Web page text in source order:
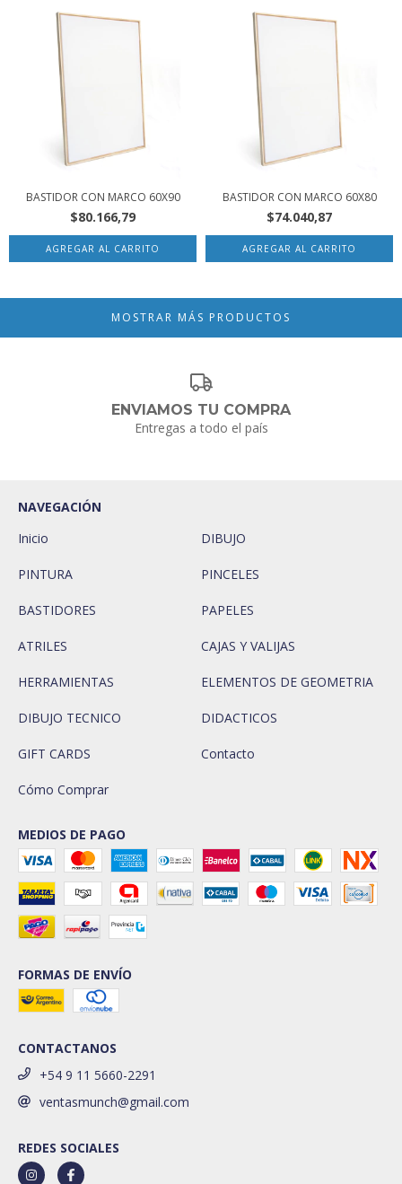
BASTIDOR CON MARCO 60X90
$80.166,79
BASTIDOR CON MARCO 60X80
$74.040,87
MOSTRAR MÁS PRODUCTOS
ENVIAMOS TU COMPRA
Entregas a todo el país
NAVEGACIÓN
Inicio
DIBUJO
PINTURA PINCELES
BASTIDORES PAPELES
ATRILES CAJAS Y VALIJAS
HERRAMIENTAS ELEMENTOS DE GEOMETRIA
DIBUJO TECNICO DIDACTICOS
GIFT CARDS Contacto
Cómo Comprar
MEDIOS DE PAGO
FORMAS DE ENVÍO
CONTACTANOS
+54 9 11 5660-2291
ventasmunch@gmail.com
REDES SOCIALES